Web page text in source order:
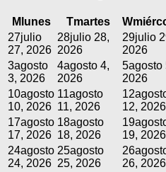
M lunes Tmartes W
27julio
27, 2026
28julio 28,
2026
29julio
2026
3agosto
3, 2026
4agosto 4,
2026
5agosto
2026
10agosto
10, 2026
11agosto
11, 2026
12
12, 2026
17agosto
17, 2026
18agosto
18, 2026
19
19, 2026
24agosto
24, 2026
25agosto
25, 2026
26
26, 2026